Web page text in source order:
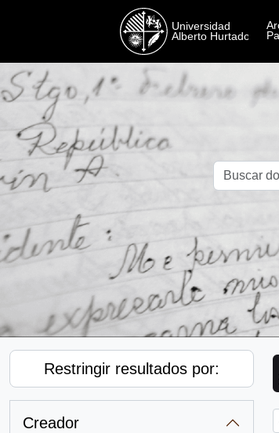
Restringir resultados por:
Creador